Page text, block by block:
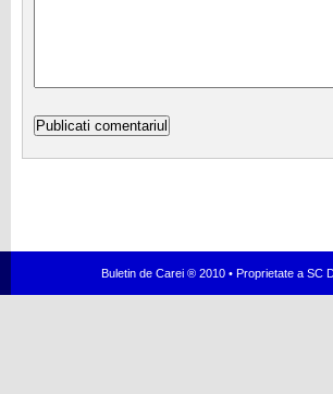
Buletin de Carei ® 2010 • Proprietate a SC